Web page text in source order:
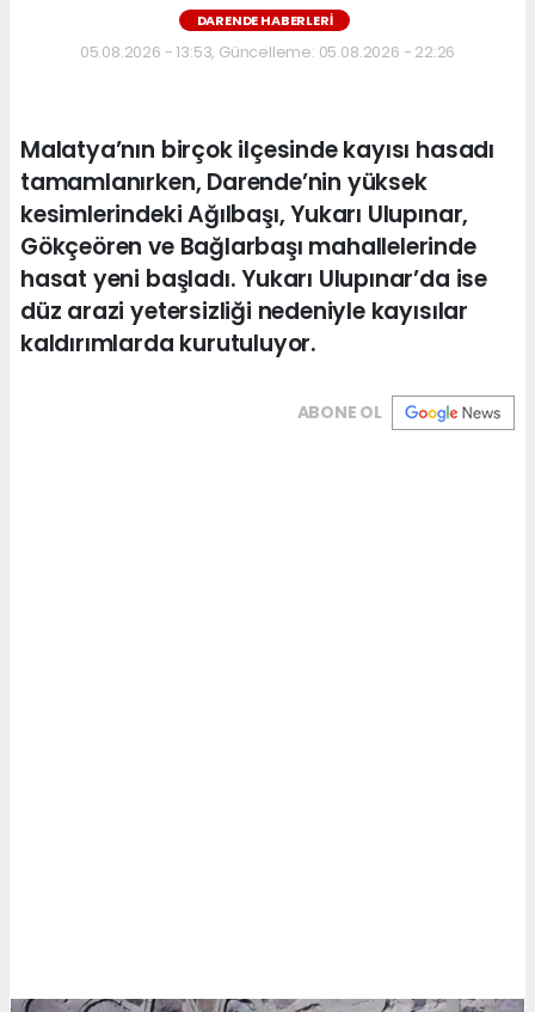
DARENDE HABERLERI
05.08.2026 - 13:53, Güncelleme: 05.08.2026 - 22:26
Malatya’nın birçok ilçesinde kayısı hasadı
tamamlanırken, Darende’nin yüksek
kesimlerindeki Ağılbaşı, Yukarı Ulupınar,
Gökçeören ve Bağlarbaşı mahallelerinde
hasat yeni başladı. Yukarı Ulupınar’da ise
düz arazi yetersizliği nedeniyle kayısılar
kaldırımlarda kurutuluyor.
ABONE OL